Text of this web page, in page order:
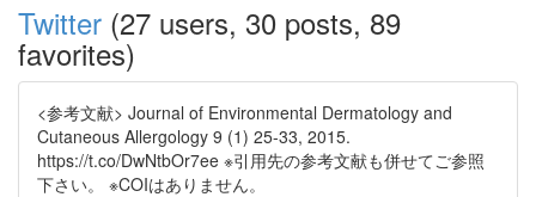
Twitter (27 users, 30 posts, 89
favorites)
<参考文献> Journal of Environmental Dermatology and
Cutaneous Allergology 9 (1) 25-33, 2015.
https://t.co/DwNtbOr7ee ※引用先の参考文献も併せてご参照
下さい。 ※COIはありません。